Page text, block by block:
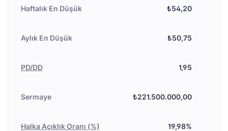
Haftalık En Düşük ₺54,20
Aylık En Düşük ₺50,75
PD/DD 1,95
Sermaye ₺221.500.000,00
Halka Açıklık Oranı (%) 19,98%